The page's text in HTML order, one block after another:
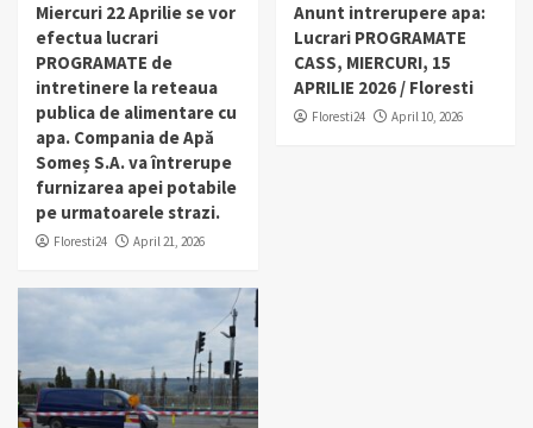
Miercuri 22 Aprilie se vor
efectua lucrari
PROGRAMATE de
intretinere la reteaua
publica de alimentare cu
apa. Compania de Apă
Someș S.A. va întrerupe
furnizarea apei potabile
pe urmatoarele strazi.
Floresti24 April 21, 2026
Anunt intrerupere apa:
Lucrari PROGRAMATE
CASS, MIERCURI, 15
APRILIE 2026 / Floresti
Floresti24 April 10, 2026